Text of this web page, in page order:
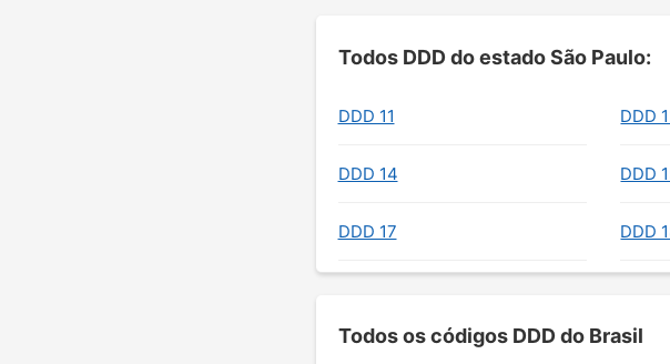
Todos DDD do estado São Paulo:
DDD 11 DDD
DDD 14 DDD
DDD 17 DDD
Todos os códigos DDD do Brasil